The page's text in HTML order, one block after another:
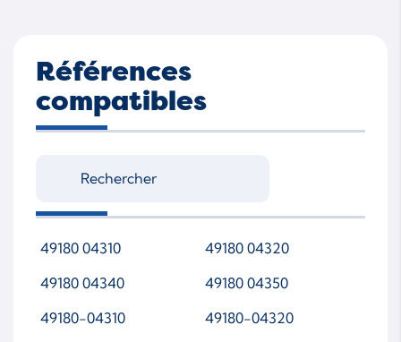
Références
compatibles
49180 04310
49180 04320
49180 04340
49180 04350
49180-04310
49180-04320